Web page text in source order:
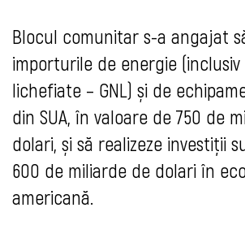
Blocul comunitar s-a angajat
importurile de energie
lichefiate – GNL) și de
din SUA, în valoare de 750 de
dolari, și să realizeze investiții
600 de miliarde de dolari în
americană.